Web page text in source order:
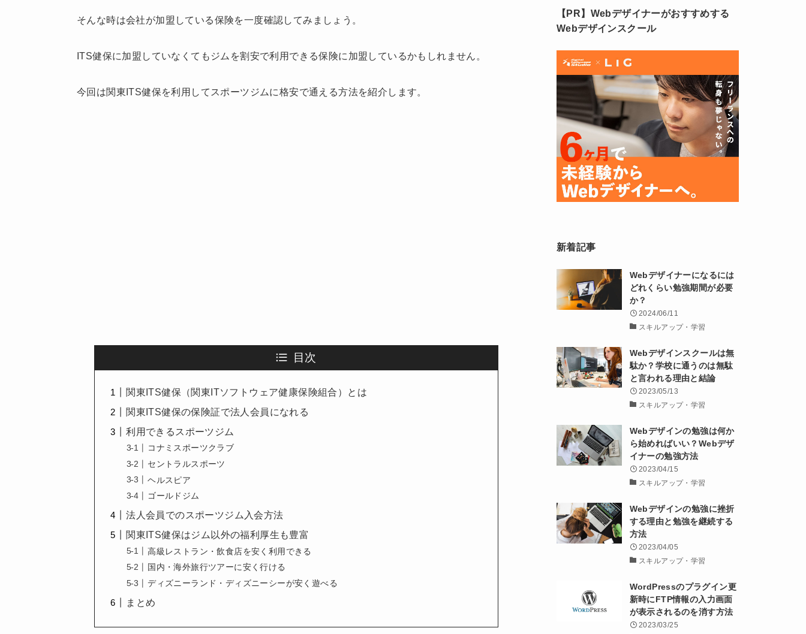
そんな時は会社が加盟している保険を一度確認してみましょう。
ITS健保に加盟していなくてもジムを割安で利用できる保険に加盟しているかもしれません。
今回は関東ITS健保を利用してスポーツジムに格安で通える方法を紹介します。
目次
関東ITS健保（関東ITソフトウェア健康保険組合）とは
関東ITS健保の保険証で法人会員になれる
利用できるスポーツジム
コナミスポーツクラブ
セントラルスポーツ
ヘルスピア
ゴールドジム
法人会員でのスポーツジム入会方法
関東ITS健保はジム以外の福利厚生も豊富
高級レストラン・飲食店を安く利用できる
国内・海外旅行ツアーに安く行ける
ディズニーランド・ディズニーシーが安く遊べる
まとめ
【PR】Webデザイナーがおすすめする
Webデザインスクール
新着記事
Webデザイナーになるには
どれくらい勉強期間が必要
か？
2024/06/11
スキルアップ・学習
Webデザインスクールは無
駄か？学校に通うのは無駄
と言われる理由と結論
2023/05/13
スキルアップ・学習
Webデザインの勉強は何か
ら始めればいい？Webデザ
イナーの勉強方法
2023/04/15
スキルアップ・学習
Webデザインの勉強に挫折
する理由と勉強を継続する
方法
2023/04/05
スキルアップ・学習
WordPressのプラグイン更
新時にFTP情報の入力画面
が表示されるのを消す方法
2023/03/25